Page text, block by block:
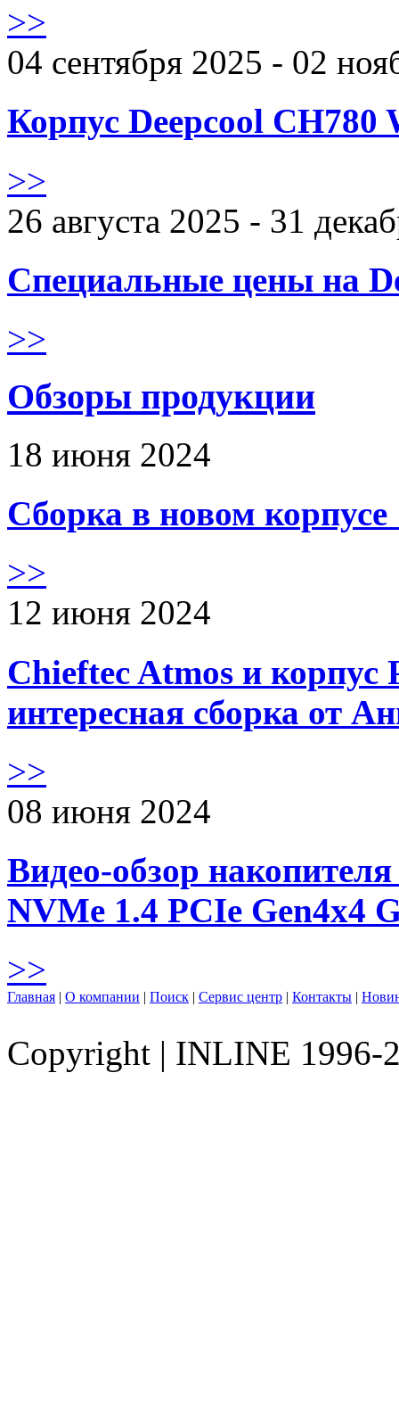
>>
04 сентября 2025 - 02
Корпус Deepcool CH780
>>
26 августа 2025 - 31
Специальные цены на
>>
Обзоры продукции
18 июня 2024
Сборка в новом
>>
12 июня 2024
Chieftec Atmos и корпус
интересная сборка от
>>
08 июня 2024
Видео-обзор
NVMe 1.4 PCIe Gen4х4
>>
Главная | О компании | Поиск | Сервис центр | Контакты |
Copyright | INLINE 1996-